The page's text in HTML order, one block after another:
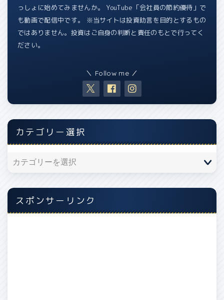
っしょに始めてみませんか。 YouTube「会社員の節約優待」で
も動画で配信中です。 ※当サイトは投資助言を目的とするもの
ではありません。投資はご自身の判断と責任のもとで行ってく
ださい。
＼ Follow me ／
カテゴリー選択
スポンサーリンク